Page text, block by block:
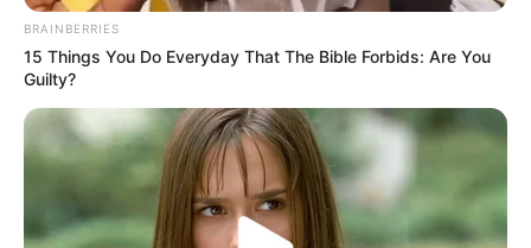
BRAINBERRIES
15 Things You Do Everyday That The Bible Forbids: Are You
Guilty?